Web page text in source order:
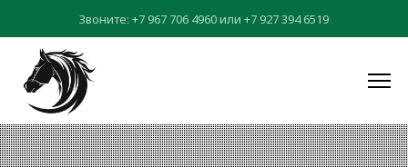
Звоните: +7 967 706 4960или +7 927 394 6519